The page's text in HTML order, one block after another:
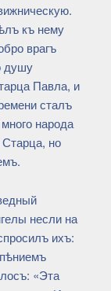
къ нему
врагъ
душу
Павла, и
сталъ
народа
но
несли на
ихъ:
«Эта